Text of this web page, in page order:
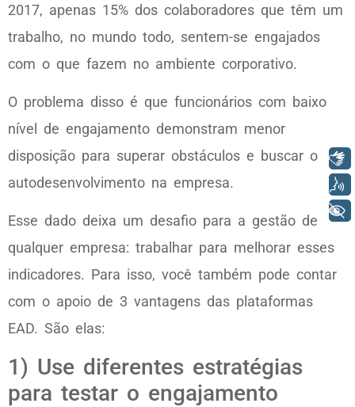
2017, apenas 15% dos colaboradores que têm um
trabalho, no mundo todo, sentem-se engajados
com o que fazem no ambiente corporativo.
O problema disso é que funcionários com baixo
nível de engajamento demonstram menor
disposição para superar obstáculos e buscar o
autodesenvolvimento na empresa.
Esse dado deixa um desafio para a gestão de
qualquer empresa: trabalhar para melhorar esses
indicadores. Para isso, você também pode contar
com o apoio de 3 vantagens das plataformas
EAD. São elas:
1) Use diferentes estratégias
para testar o engajamento
Libras
+ Acessibilidade